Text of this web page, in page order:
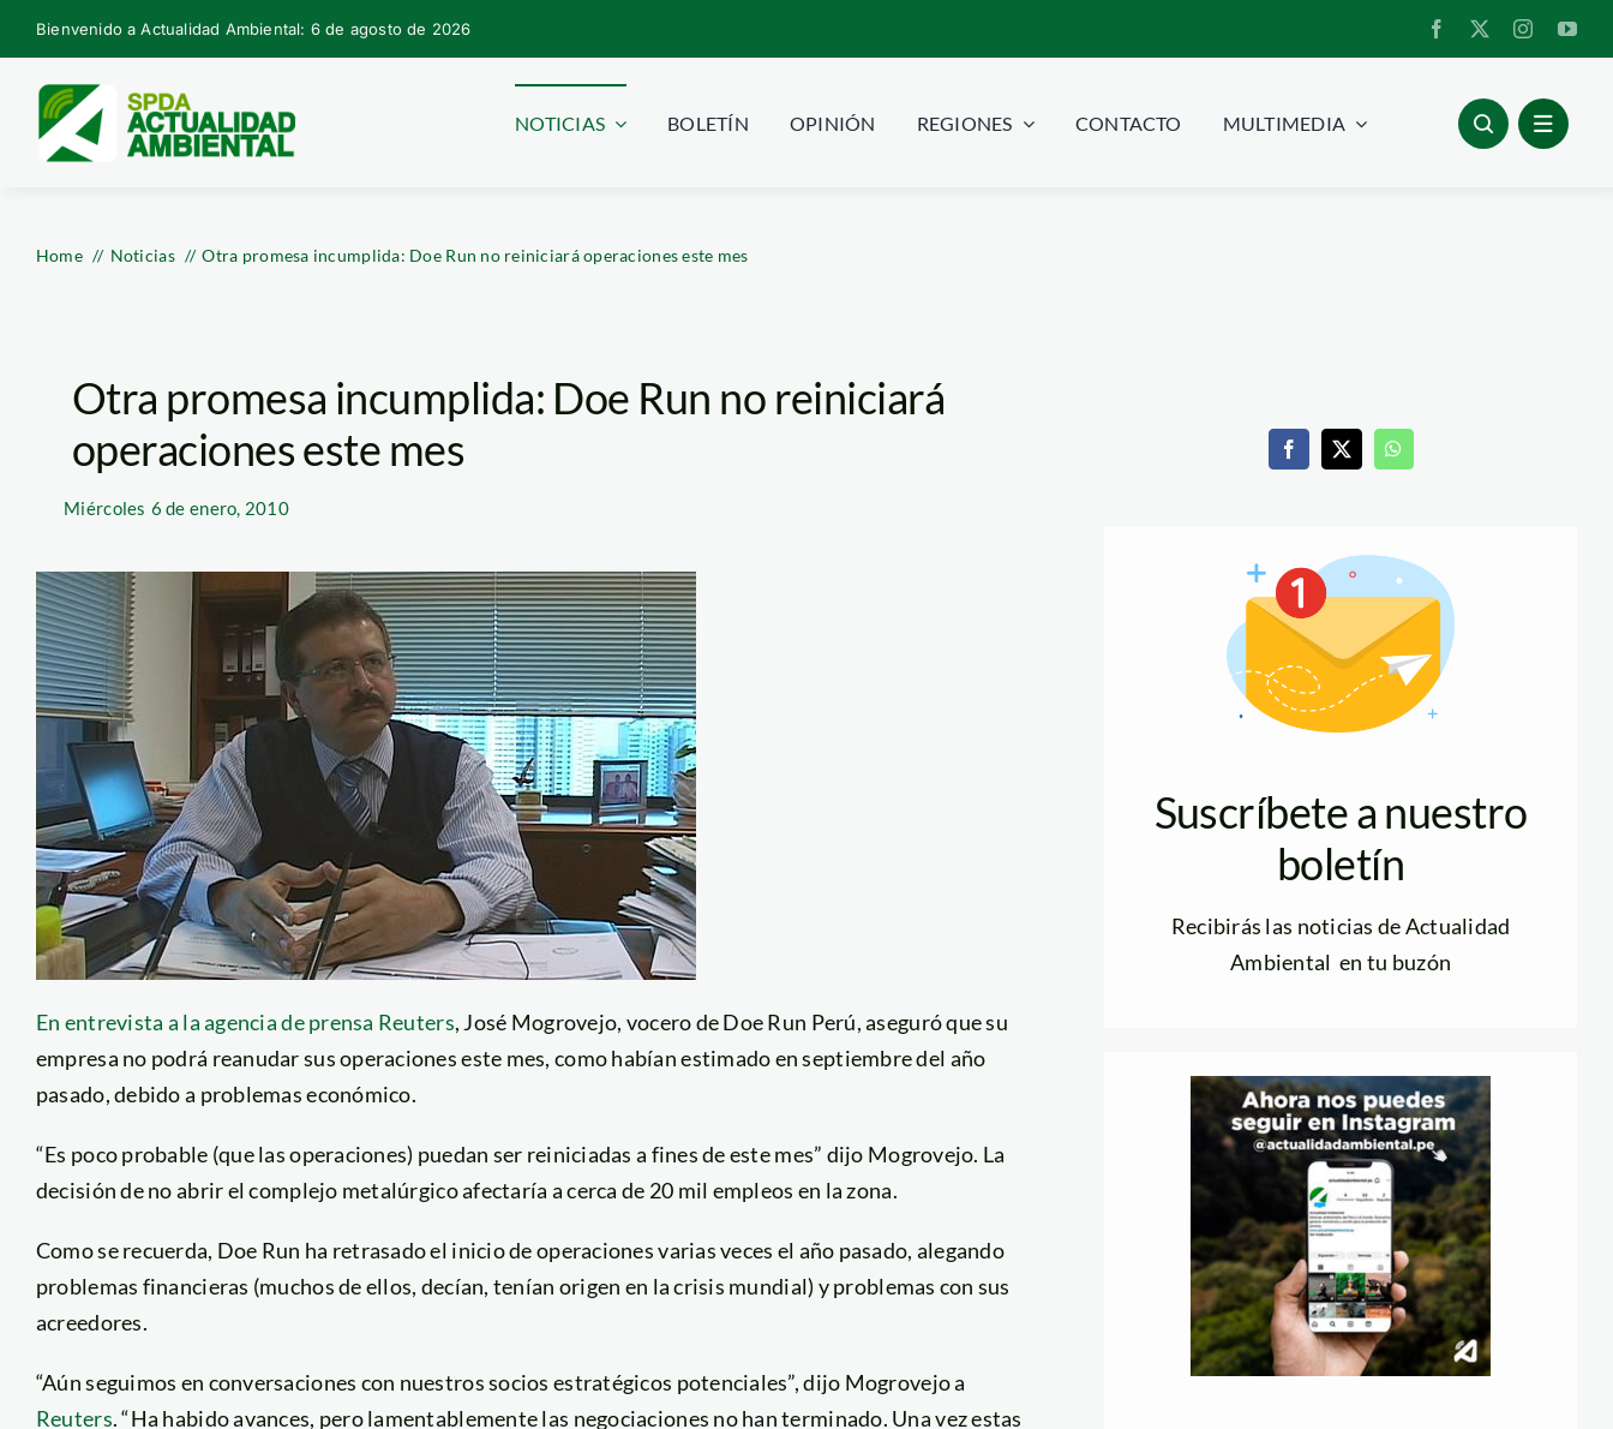
Skip
to
content
Bienvenido a Actualidad Ambiental: 6 de agosto de 2026
NOTICIAS BOLETÍN OPINIÓN REGIONES CONTACTO MULTIMEDIA
Home Noticias Otra promesa incumplida: Doe Run no reiniciará operaciones este mes
Otra promesa incumplida: Doe Run no reiniciará
operaciones este mes
Miércoles 6 de enero, 2010
En entrevista a la agencia de prensa Reuters, José Mogrovejo, vocero de Doe Run Perú, aseguró que su
empresa no podrá reanudar sus operaciones este mes, como habían estimado en septiembre del año
pasado, debido a problemas económico.
“Es poco probable (que las operaciones) puedan ser reiniciadas a fines de este mes” dijo Mogrovejo. La
decisión de no abrir el complejo metalúrgico afectaría a cerca de 20 mil empleos en la zona.
Como se recuerda, Doe Run ha retrasado el inicio de operaciones varias veces el año pasado, alegando
problemas financieras (muchos de ellos, decían, tenían origen en la crisis mundial) y problemas con sus
acreedores.
“Aún seguimos en conversaciones con nuestros socios estratégicos potenciales”, dijo Mogrovejo a
Reuters. “Ha habido avances, pero lamentablemente las negociaciones no han terminado. Una vez estas
Suscríbete a nuestro
boletín
Recibirás las noticias de Actualidad
Ambiental en tu buzón